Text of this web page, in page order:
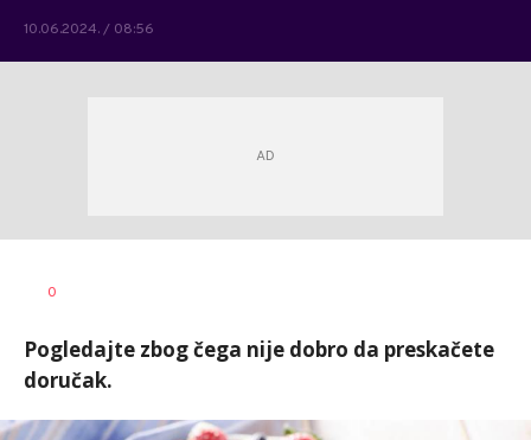
10.06.2024. / 08:56
AUTOR
0
Pogledajte zbog čega nije dobro da preskačete
doručak.